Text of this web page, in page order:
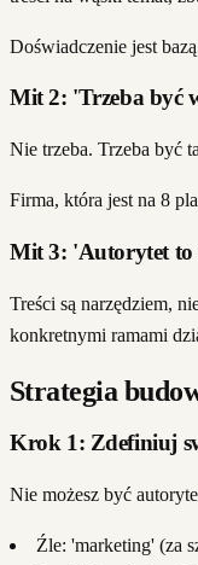
Doświadczenie jest
Mit 2: 'Trzeba być
Nie trzeba. Trzeba być
Firma, która jest na 8
Mit 3: 'Autorytet to
Treści są narzędziem,
konkretnymi ramami
Strategia
Krok 1: Zdefiniuj
Nie możesz być
Źle: 'marketing' (za